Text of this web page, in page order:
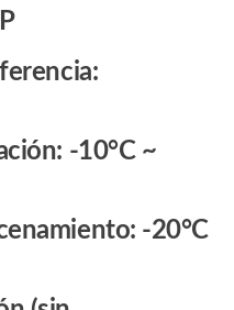
-10°C ~
-20°C